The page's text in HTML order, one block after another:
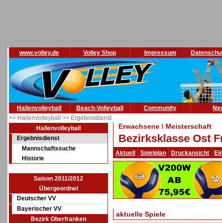
www.volley.de Volley Shop Impressum
Hallenvolleyball Beach-Volleyball Community
>> Hallenvolleyball >> Ergebnisdienst
Hallenvolleyball
Ergebnisdienst
Mannschaftssuche
Historie
Saison 2011/2012
Übergeordnet
Deutscher VV
Bayerischer VV
Bezirk Oberfranken
Erwachsene \ Meisterschaft
Bezirksklasse Ost
Aktuell Spielplan Druckansicht
aktuelle Spiele